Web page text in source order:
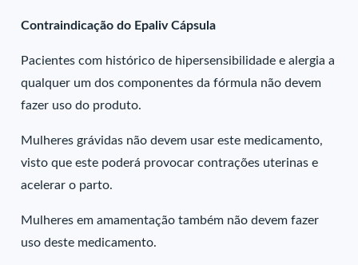
Contraindicação do Epaliv Cápsula
Pacientes com histórico de hipersensibilidade e alergia a
qualquer um dos componentes da fórmula não devem
fazer uso do produto.
Mulheres grávidas não devem usar este medicamento,
visto que este poderá provocar contrações uterinas e
acelerar o parto.
Mulheres em amamentação também não devem fazer
uso deste medicamento.